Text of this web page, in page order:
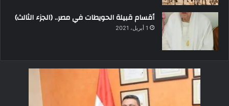
أقسام قبيلة الحويطات في مصر.. (الجزء الثالث)
1 أبريل، 2021